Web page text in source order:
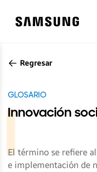
Regresar
GLOSARIO
Innovación
El término se refiere
e implementación de